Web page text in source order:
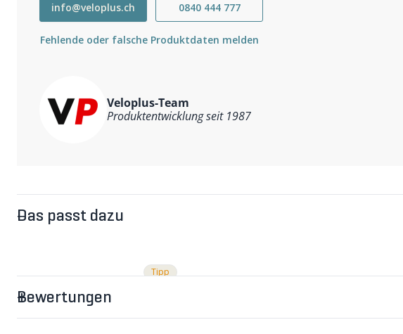
info@veloplus.ch 0840 444 777
Fehlende oder falsche Produktdaten melden
Veloplus-Team
Produktentwicklung seit 1987
Das passt dazu
Tipp
Bewertungen